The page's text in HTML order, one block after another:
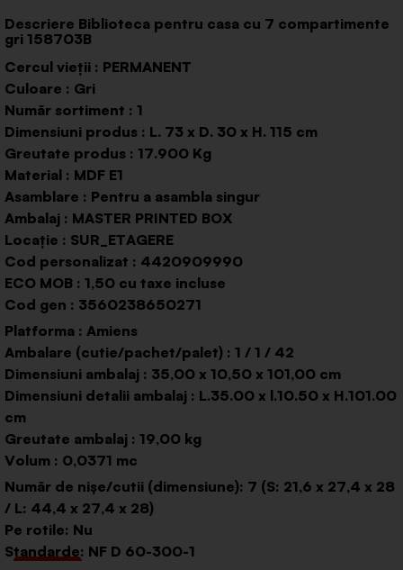
Descriere Biblioteca pentru casa cu 7 compartimente
gri 158703B
Cercul vieții : PERMANENT
Culoare : Gri
Număr sortiment : 1
Dimensiuni produs : L. 73 x D. 30 x H. 115 cm
Greutate produs : 17.900 Kg
Material : MDF E1
Asamblare : Pentru a asambla singur
Ambalaj : MASTER PRINTED BOX
Locație : SUR_ETAGERE
Cod personalizat : 4420909990
ECO MOB : 1,50 cu taxe incluse
Cod gen : 3560238650271
Platforma : Amiens
Ambalare (cutie/pachet/palet) : 1 / 1 / 42
Dimensiuni ambalaj : 35,00 x 10,50 x 101,00 cm
Dimensiuni detalii ambalaj : L.35.00 x l.10.50 x H.101.00
cm
Greutate ambalaj : 19,00 kg
Volum : 0,0371 mc
Număr de nișe/cutii (dimensiune): 7 (S: 21,6 x 27,4 x 28
/ L: 44,4 x 27,4 x 28)
Pe rotile: Nu
Standarde: NF D 60-300-1